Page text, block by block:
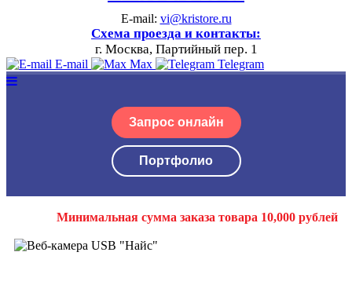
E-mail: vi@kristore.ru
Схема проезда и контакты:
г. Москва, Партийный пер. 1
E-mail Max Telegram
Запрос онлайн
Портфолио
Минимальная сумма заказа товара 10,000 рублей